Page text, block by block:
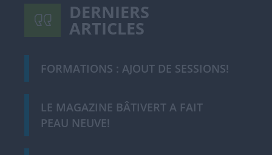
DERNIERS
ARTICLES
FORMATIONS : AJOUT DE SESSIONS!
LE MAGAZINE BÂTIVERT A FAIT
PEAU NEUVE!